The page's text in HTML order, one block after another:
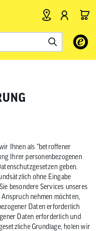
Verwende
Pfeile
nach
Drücke
die
um
zum
zu
gelangen.
Benutzer
Ihnen als "betroffener
Ihrer personenbezogenen
geben.
ohne Eingabe
besondere Services unseres
nehmen möchten,
Daten erforderlich
Daten erforderlich und
Grundlage, holen wir